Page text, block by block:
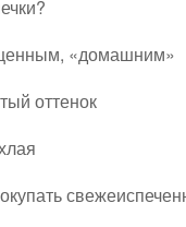
«домашним»
оттенок